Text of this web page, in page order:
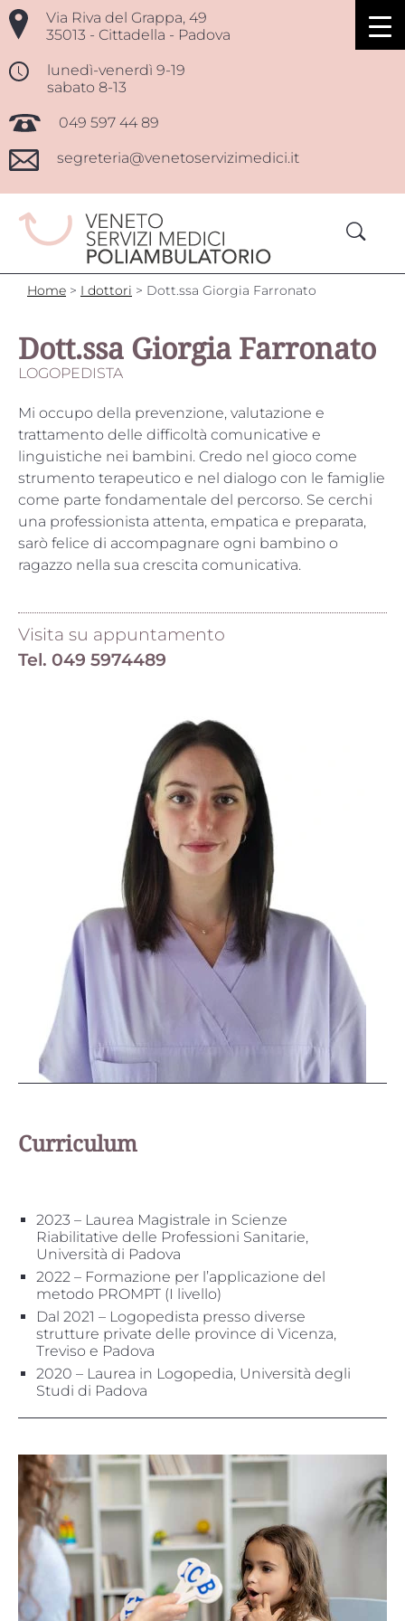
Via Riva del Grappa, 49
35013 - Cittadella - Padova
lunedì-venerdì 9-19
sabato 8-13
049 597 44 89
segreteria@venetoservizimedici.it
Ricerca
per:
Home > I dottori > Dott.ssa Giorgia Farronato
Dott.ssa Giorgia Farronato
LOGOPEDISTA
Mi occupo della prevenzione, valutazione e
trattamento delle difficoltà comunicative e
linguistiche nei bambini. Credo nel gioco come
strumento terapeutico e nel dialogo con le famiglie
come parte fondamentale del percorso. Se cerchi
una professionista attenta, empatica e preparata,
sarò felice di accompagnare ogni bambino o
ragazzo nella sua crescita comunicativa.
Visita su appuntamento
Tel. 049 5974489
Curriculum
2023 – Laurea Magistrale in Scienze
Riabilitative delle Professioni Sanitarie,
Università di Padova
2022 – Formazione per l’applicazione del
metodo PROMPT (I livello)
Dal 2021 – Logopedista presso diverse
strutture private delle province di Vicenza,
Treviso e Padova
2020 – Laurea in Logopedia, Università degli
Studi di Padova